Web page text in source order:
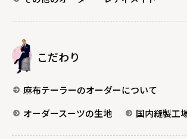
こだわり
麻布テーラーのオーダーについて
オーダースーツの生地
国内縫製工